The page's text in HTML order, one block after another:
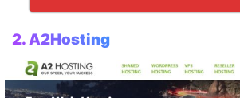
2. A2Hosting